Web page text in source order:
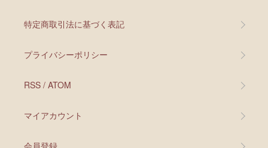
特定商取引法に基づく表記
プライバシーポリシー
RSS / ATOM
マイアカウント
会員登録